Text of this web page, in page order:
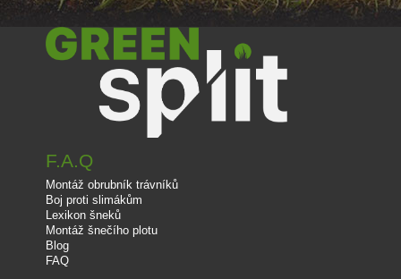
F.A.Q
Montáž obrubník trávníků
Boj proti slimákům
Lexikon šneků
Montáž šnečího plotu
Blog
FAQ